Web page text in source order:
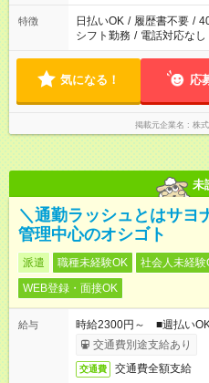
特徴 日払いOK / 履歴書不要 /
シフト勤務 / 電話対応なし
気になる！ 応
掲載元企業名 株
未
＼通勤ラッシュとはサヨ
管理中心のオシゴト
派遣 職種未経験OK 社会人未経験
WEB登録・面接OK
給与
時給2300円～ ■週払い
交通費別途支給あり
交通費 交通費全額支給